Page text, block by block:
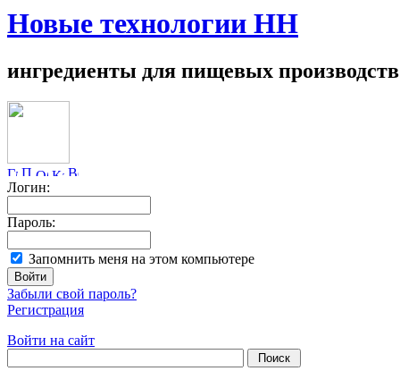
Новые технологии НН
ингредиенты для пищевых производств
Логин:
Пароль:
Запомнить меня на этом компьютере
Забыли свой пароль?
Регистрация
Войти на сайт